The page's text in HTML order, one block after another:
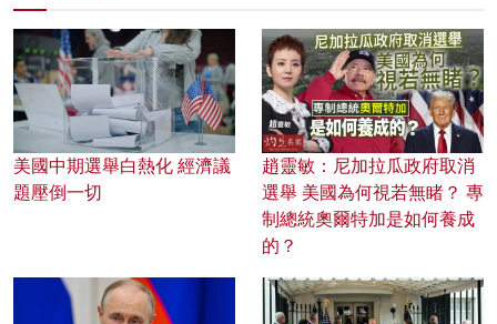
美國中期選舉白熱化 經濟議
題壓倒一切
趙靈敏：尼加拉瓜政府取消
選舉 美國為何視若無睹？ 專
制總統奧爾特加是如何養成
的？